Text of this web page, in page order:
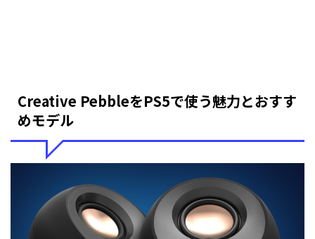
Creative PebbleをPS5で使う魅力とおすす
めモデル